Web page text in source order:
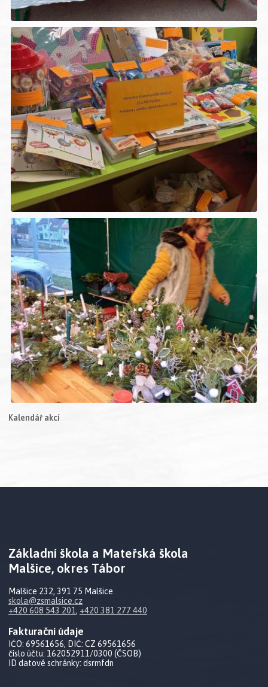
Kalendář akcí
Základní škola a Mateřská škola
Malšice, okres Tábor
Malšice 232, 391 75 Malšice
skola@zsmalsice.cz
+420 608 543 201 , +420 381 277 440
Fakturační údaje
IČO: 69561656, DIČ: CZ 69561656
číslo účtu: 162052911/0300 (ČSOB)
ID datové schránky: dsrmfdn